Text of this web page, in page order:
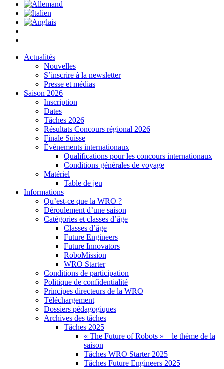
Actualités
Nouvelles
S’inscrire à la newsletter
Presse et médias
Saison 2026
Inscription
Dates
Tâches 2026
Résultats Concours régional 2026
Finale Suisse
Événements internationaux
Qualifications pour les concours internationaux
Conditions générales de voyage
Matériel
Table de jeu
Informations
Qu’est-ce que la WRO ?
Déroulement d’une saison
Catégories et classes d’âge
Classes d’âge
Future Engineers
Future Innovators
RoboMission
WRO Starter
Conditions de participation
Politique de confidentialité
Principes directeurs de la WRO
Téléchargement
Dossiers pédagogiques
Archives des tâches
Tâches 2025
« The Future of Robots » – le thème de la
saison
Tâches WRO Starter 2025
Tâches Future Engineers 2025